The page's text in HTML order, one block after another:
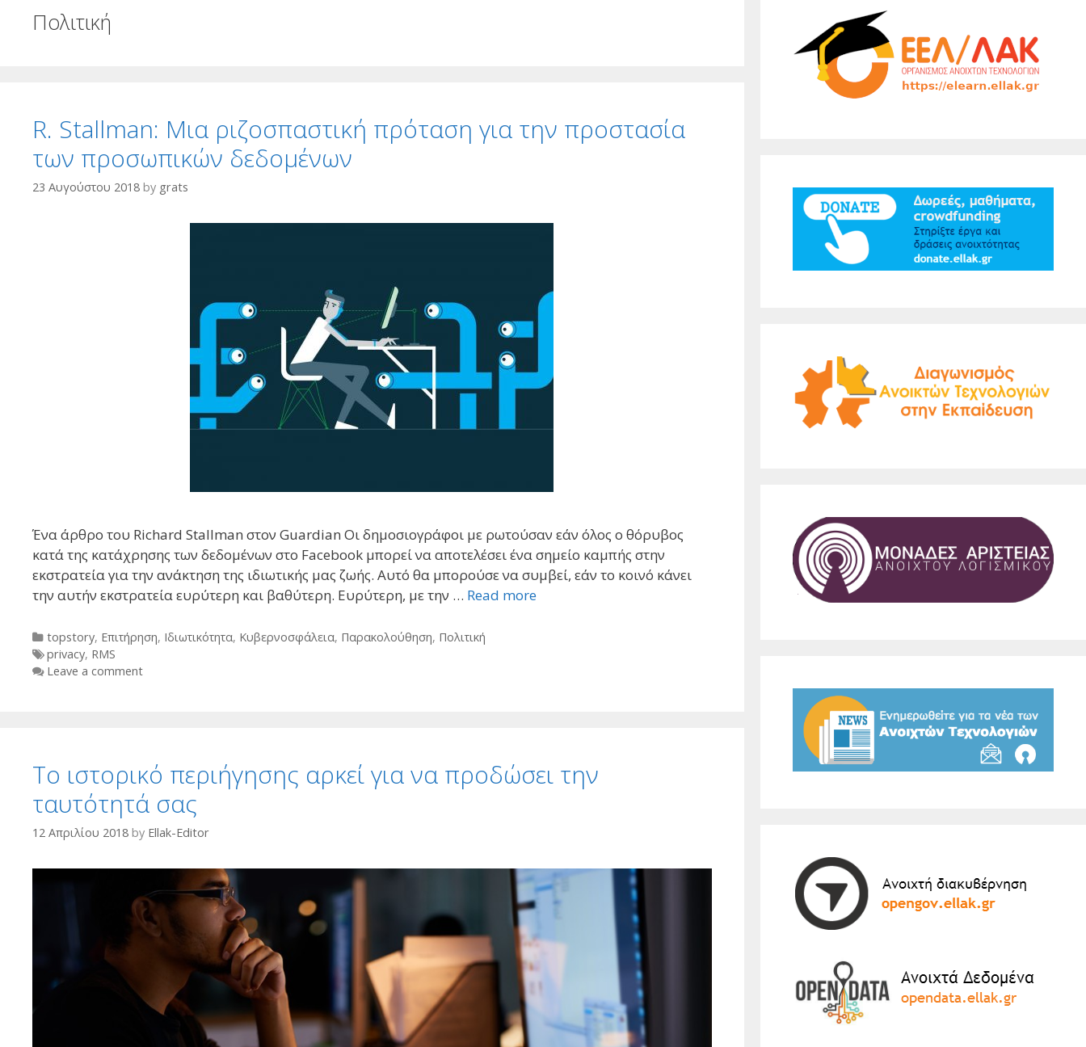
Πολιτική
R. Stallman: Μια ριζοσπαστική πρόταση για την προστασία
των προσωπικών δεδομένων
23 Αυγούστου 2018 by grats
Ένα άρθρο του Richard Stallman στον Guardian Οι δημοσιογράφοι με ρωτούσαν εάν όλος ο θόρυβος
κατά της κατάχρησης των δεδομένων στο Facebook μπορεί να αποτελέσει ένα σημείο καμπής στην
εκστρατεία για την ανάκτηση της ιδιωτικής μας ζωής. Αυτό θα μπορούσε να συμβεί, εάν το κοινό κάνει
την αυτήν εκστρατεία ευρύτερη και βαθύτερη. Ευρύτερη, με την … Read more
Categories
topstory, Επιτήρηση, Ιδιωτικότητα, Κυβερνοσφάλεια, Παρακολούθηση, Πολιτική
Tags
privacy, RMS
Leave a comment
Το ιστορικό περιήγησης αρκεί για να προδώσει την
ταυτότητά σας
12 Απριλίου 2018 by Ellak-Editor